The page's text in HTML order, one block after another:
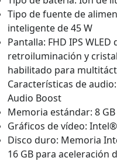
Tipo de fuente de
inteligente de 45 W
Pantalla: FHD IPS
retroiluminación y
habilitado para
Características de
Audio Boost
Memoria estándar: 8 GB
Gráficos de vídeo:
Disco duro: Memoria
16 GB para aceleración